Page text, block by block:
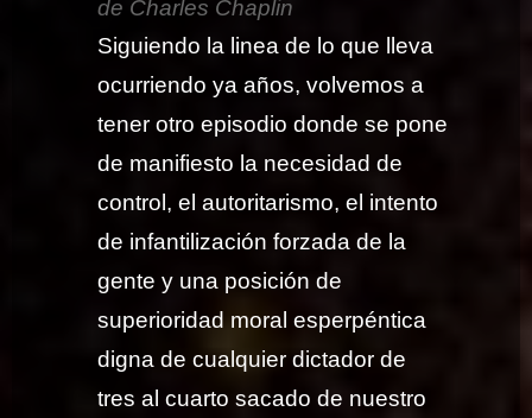
de Charles Chaplin
Siguiendo la linea de lo que lleva
ocurriendo ya años, volvemos a
tener otro episodio donde se pone
de manifiesto la necesidad de
control, el autoritarismo, el intento
de infantilización forzada de la
gente y una posición de
superioridad moral esperpéntica
digna de cualquier dictador de
tres al cuarto sacado de nuestro